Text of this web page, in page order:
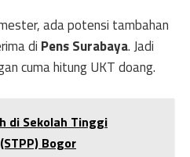
ada potensi tambahan
di Pens Surabaya. Jadi
cuma hitung UKT doang.
di Sekolah Tinggi
Bogor